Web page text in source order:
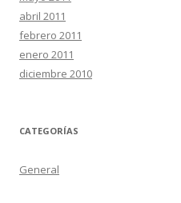
abril 2011
febrero 2011
enero 2011
diciembre 2010
CATEGORÍAS
General